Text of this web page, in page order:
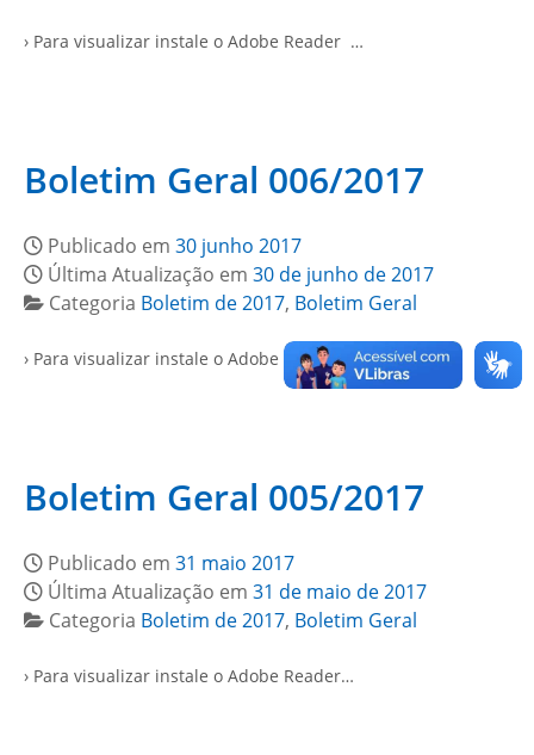
› Para visualizar instale o Adobe Reader …
Boletim Geral 006/2017
Publicado em 30 junho 2017
Última Atualização em 30 de junho de 2017
Categoria Boletim de 2017, Boletim Geral
› Para visualizar instale o Adobe Reader…
Boletim Geral 005/2017
Publicado em 31 maio 2017
Última Atualização em 31 de maio de 2017
Categoria Boletim de 2017, Boletim Geral
› Para visualizar instale o Adobe Reader…